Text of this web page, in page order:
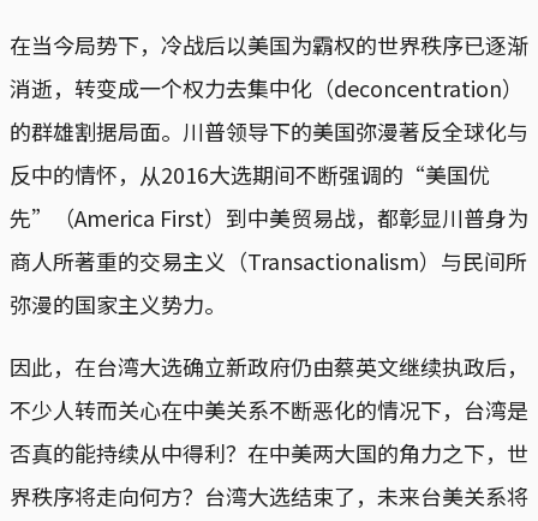
在当今局势下，冷战后以美国为霸权的世界秩序已逐渐
消逝，转变成一个权力去集中化（deconcentration）
的群雄割据局面。川普领导下的美国弥漫著反全球化与
反中的情怀，从2016大选期间不断强调的“美国优
先”（America First）到中美贸易战，都彰显川普身为
商人所著重的交易主义（Transactionalism）与民间所
弥漫的国家主义势力。
因此，在台湾大选确立新政府仍由蔡英文继续执政后，
不少人转而关心在中美关系不断恶化的情况下，台湾是
否真的能持续从中得利？在中美两大国的角力之下，世
界秩序将走向何方？台湾大选结束了，未来台美关系将